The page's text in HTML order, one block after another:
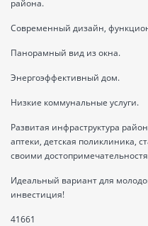
района.
Современный дизайн,
Панорамный вид из окна.
Энергоэффективный дом.
Низкие коммунальные услуги.
Развитая инфраструктура
аптеки, детская поликлиника,
своими
Идеальный вариант для
инвестиция!
41661